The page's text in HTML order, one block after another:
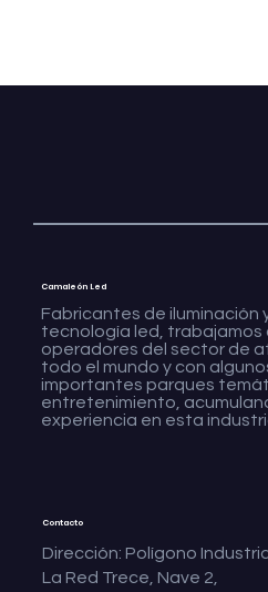
Fabricantes de iluminación
tecnología led, trabajamos
operadores del sector de
todo el mundo y con
importantes parques
entretenimiento,
experiencia en esta
Camaleón Led
Dirección: Polígono
La Red Trece, Nave 2,
Contacto